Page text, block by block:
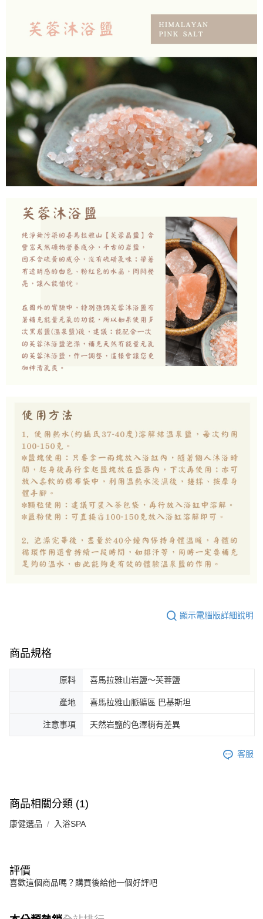
顯示電腦版詳細說明
商品規格
原料 喜馬拉雅山岩鹽～芙蓉鹽
產地 喜馬拉雅山脈礦區 巴基斯坦
注意事項 天然岩鹽的色澤稍有差異
客服
商品相關分類 (1)
康健選品 入浴SPA
評價
喜歡這個商品嗎？購買後給他一個好評吧